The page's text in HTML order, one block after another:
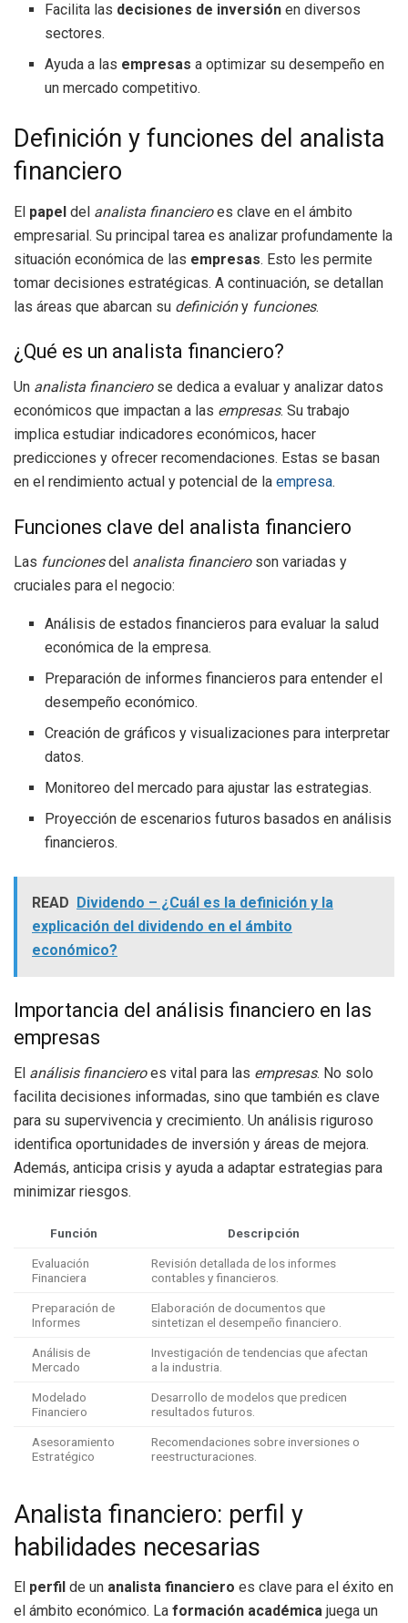
Facilita las decisiones de inversión en diversos
sectores.
Ayuda a las empresas a optimizar su desempeño en
un mercado competitivo.
Definición y funciones del analista
financiero
El papel del analista financieroes clave en el ámbito
empresarial. Su principal tarea es analizar profundamente la
situación económica de las empresas. Esto les permite
tomar decisiones estratégicas. A continuación, se detallan
las áreas que abarcan su definicióny funciones.
¿Qué es un analista financiero?
Un analista financierose dedica a evaluar y analizar datos
económicos que impactan a las empresas. Su trabajo
implica estudiar indicadores económicos, hacer
predicciones y ofrecer recomendaciones. Estas se basan
en el rendimiento actual y potencial de la empresa.
Funciones clave del analista financiero
Las funcionesdel analista financieroson variadas y
cruciales para el negocio:
Análisis de estados financieros para evaluar la salud
económica de la empresa.
Preparación de informes financieros para entender el
desempeño económico.
Creación de gráficos y visualizaciones para interpretar
datos.
Monitoreo del mercado para ajustar las estrategias.
Proyección de escenarios futuros basados en análisis
financieros.
READ
Dividendo – ¿Cuál es la definición y la
explicación del dividendo en el ámbito
económico?
Importancia del análisis financiero en las
empresas
El análisis financieroes vital para las empresas. No solo
facilita decisiones informadas, sino que también es clave
para su supervivencia y crecimiento. Un análisis riguroso
identifica oportunidades de inversión y áreas de mejora.
Además, anticipa crisis y ayuda a adaptar estrategias para
minimizar riesgos.
Función Descripción
Evaluación
Financiera
Revisión detallada de los informes
contables y financieros.
Preparación de
Informes
Elaboración de documentos que
sintetizan el desempeño financiero.
Análisis de
Mercado
Investigación de tendencias que afectan
a la industria.
Modelado
Financiero
Desarrollo de modelos que predicen
resultados futuros.
Asesoramiento
Estratégico
Recomendaciones sobre inversiones o
reestructuraciones.
Analista financiero: perfil y
habilidades necesarias
El perfil de un analista financiero es clave para el éxito en
el ámbito económico. La formación académica juega un